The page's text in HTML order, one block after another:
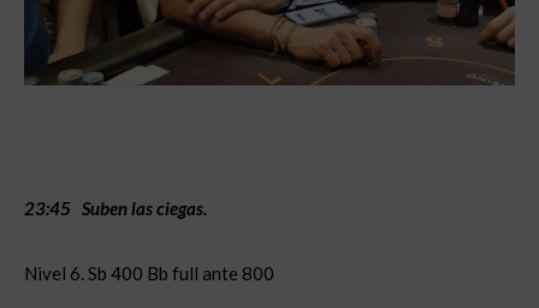
23:45 Suben las ciegas.
Nivel 6. Sb 400 Bb full ante 800